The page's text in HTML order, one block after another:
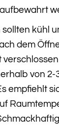
kühl
dem
von 2-
empfiehlt